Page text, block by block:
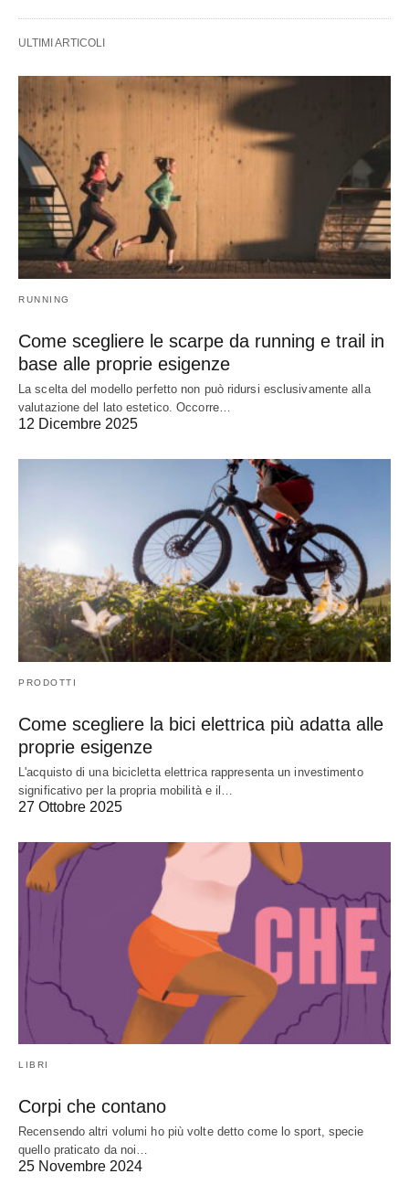
ULTIMI ARTICOLI
RUNNING
Come scegliere le scarpe da running e trail in
base alle proprie esigenze
La scelta del modello perfetto non può ridursi esclusivamente alla
valutazione del lato estetico. Occorre…
12 Dicembre 2025
PRODOTTI
Come scegliere la bici elettrica più adatta alle
proprie esigenze
L'acquisto di una bicicletta elettrica rappresenta un investimento
significativo per la propria mobilità e il…
27 Ottobre 2025
LIBRI
Corpi che contano
Recensendo altri volumi ho più volte detto come lo sport, specie
quello praticato da noi…
25 Novembre 2024